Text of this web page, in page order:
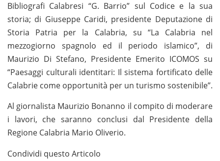
Bibliografi Calabresi “G. Barrio” sul Codice e la sua
storia; di Giuseppe Caridi, presidente Deputazione di
Storia Patria per la Calabria, su “La Calabria nel
mezzogiorno spagnolo ed il periodo islamico”, di
Maurizio Di Stefano, Presidente Emerito ICOMOS su
“Paesaggi culturali identitari: Il sistema fortificato delle
Calabrie come opportunità per un turismo sostenibile”.
Al giornalista Maurizio Bonanno il compito di moderare
i lavori, che saranno conclusi dal Presidente della
Regione Calabria Mario Oliverio.
Condividi questo Articolo